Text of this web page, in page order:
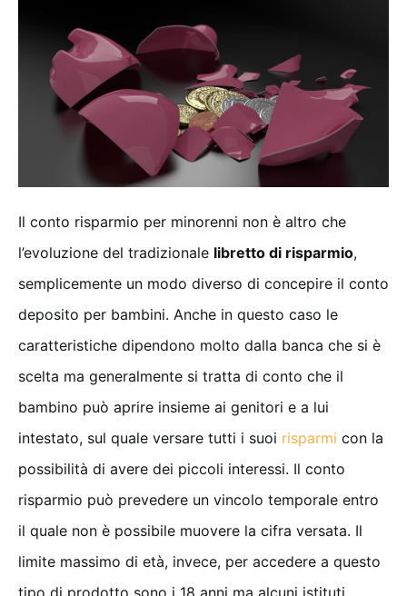
Il conto risparmio per minorenni non è altro che
l’evoluzione del tradizionale libretto di risparmio,
semplicemente un modo diverso di concepire il conto
deposito per bambini. Anche in questo caso le
caratteristiche dipendono molto dalla banca che si è
scelta ma generalmente si tratta di conto che il
bambino può aprire insieme ai genitori e a lui
intestato, sul quale versare tutti i suoi risparmi con la
possibilità di avere dei piccoli interessi. Il conto
risparmio può prevedere un vincolo temporale entro
il quale non è possibile muovere la cifra versata. Il
limite massimo di età, invece, per accedere a questo